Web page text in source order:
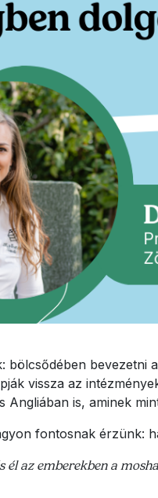
bölcsődében
vissza az
Angliában is, aminek
fontosnak érzünk:
él az emberekben a